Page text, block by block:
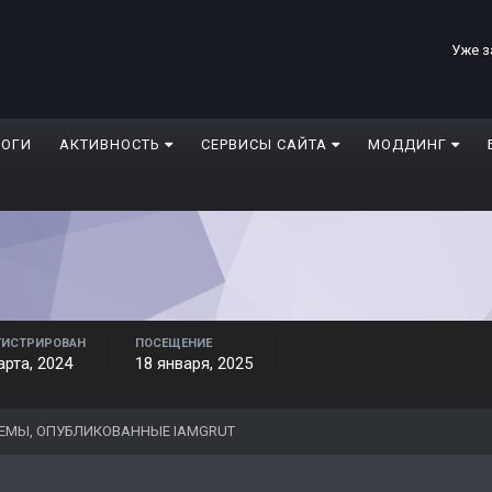
Уже
АКТИВНОСТЬ СЕРВИСЫ САЙТА МОДДИНГ
2024
ПОСЕЩЕНИЕ
18 января, 2025
ОПУБЛИКОВАННЫЕ IAMGRUT